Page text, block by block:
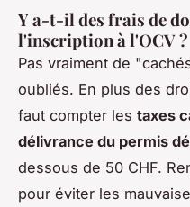
Y a-t-il des frais de
l'inscription à l'OCV ?
Pas vraiment de
oubliés. En plus des
faut compter les taxes
délivrance du permis
dessous de 50 CHF.
pour éviter les